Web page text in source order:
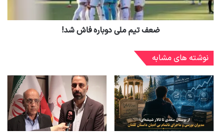
ضعف تیم ملی دوباره فاش شد!
نوشته های مشابه